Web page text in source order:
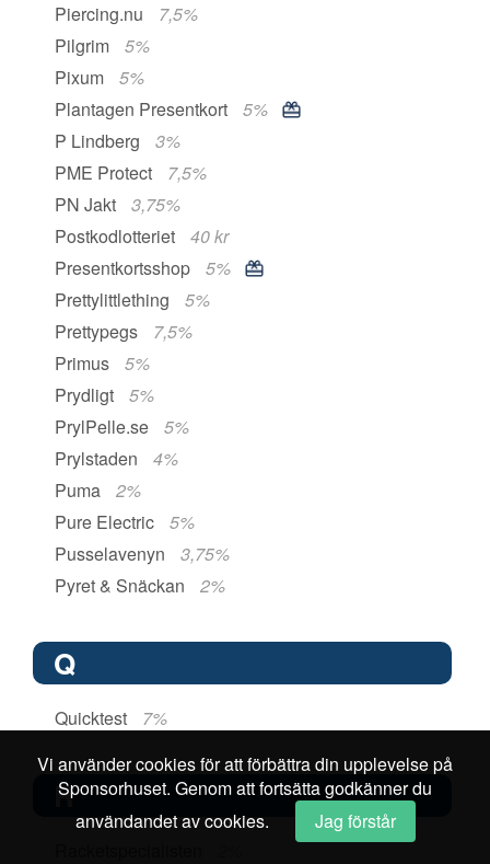
Piercing.nu
7,5%
Pilgrim
5%
Pixum
5%
Plantagen Presentkort
5%
P Lindberg
3%
PME Protect
7,5%
PN Jakt
3,75%
Postkodlotteriet
40 kr
Presentkortsshop
5%
Prettylittlething
5%
Prettypegs
7,5%
Primus
5%
Prydligt
5%
PrylPelle.se
5%
Prylstaden
4%
Puma
2%
Pure Electric
5%
Pusselavenyn
3,75%
Pyret & Snäckan
2%
Q
Quicktest 7%
R
Vi använder cookies för att förbättra din upplevelse på
Sponsorhuset. Genom att fortsätta godkänner du
användandet av cookies.
Jag förstår